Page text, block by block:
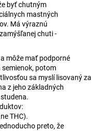
byť chutným
mastných
Má výraznú
chuti -
môže mať podporné
potom
sa myslí lisovaný za
z jeho základných
THC).
preto, že